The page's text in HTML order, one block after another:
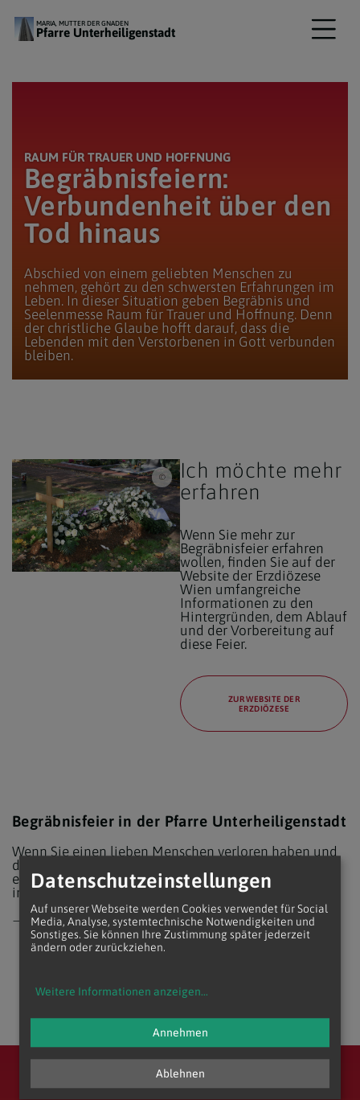
MARIA, MUTTER DER GNADEN
Pfarre Unterheiligenstadt
RAUM FÜR TRAUER UND HOFFNUNG
Begräbnisfeiern:
Verbundenheit über den
Tod hinaus
Abschied von einem geliebten Menschen zu
nehmen, gehört zu den schwersten Erfahrungen im
Leben. In dieser Situation geben Begräbnis und
Seelenmesse Raum für Trauer und Hoffnung. Denn
der christliche Glaube hofft darauf, dass die
Lebenden mit den Verstorbenen in Gott verbunden
bleiben.
Klaus Herzog (pfarrbriefservice.de) / Frisches Grab
Ich möchte mehr
erfahren
Wenn Sie mehr zur
Begräbnisfeier erfahren
wollen, finden Sie auf der
Website der Erzdiözese
Wien umfangreiche
Informationen zu den
Hintergründen, dem Ablauf
und der Vorbereitung auf
diese Feier.
ZUR WEBSITE DER
ERZDIÖZESE
Begräbnisfeier in der Pfarre Unterheiligenstadt
Wenn Sie einen lieben Menschen verloren haben und
das Begräbnis feiern möchten, melden Sie sich bitte
einfach in unserer Pfarrkanzlei. Wir besprechen dann
in Ruhe alle weiteren Schritte mit Ihnen.
Kontakt
Vikariat Wien-Stadt
Datenschutzeinstellungen
Auf unserer Webseite werden Cookies verwendet für Social
Media, Analyse, systemtechnische Notwendigkeiten und
Sonstiges. Sie können Ihre Zustimmung später jederzeit
ändern oder zurückziehen.
Weitere Informationen anzeigen...
Ablehnen
Annehmen